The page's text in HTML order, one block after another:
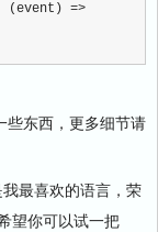
=>
东西，更多细节请
最喜欢的语言，荣
望你可以试一把